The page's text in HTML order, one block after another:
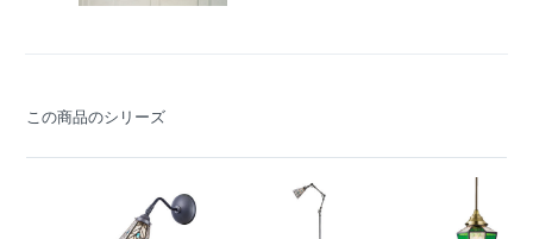
この商品のシリーズ